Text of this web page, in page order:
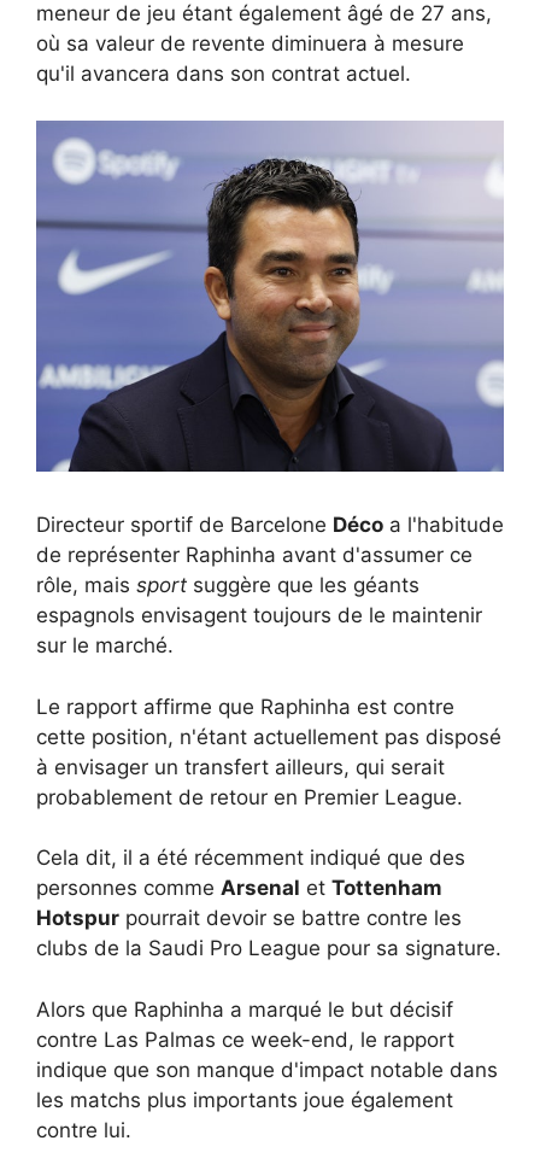
meneur de jeu étant également âgé de 27 ans,
où sa valeur de revente diminuera à mesure
qu'il avancera dans son contrat actuel.
Directeur sportif de Barcelone Déco a l'habitude
de représenter Raphinha avant d'assumer ce
rôle, mais sport suggère que les géants
espagnols envisagent toujours de le maintenir
sur le marché.
Le rapport affirme que Raphinha est contre
cette position, n'étant actuellement pas disposé
à envisager un transfert ailleurs, qui serait
probablement de retour en Premier League.
Cela dit, il a été récemment indiqué que des
personnes comme Arsenal et Tottenham
Hotspur pourrait devoir se battre contre les
clubs de la Saudi Pro League pour sa signature.
Alors que Raphinha a marqué le but décisif
contre Las Palmas ce week-end, le rapport
indique que son manque d'impact notable dans
les matchs plus importants joue également
contre lui.